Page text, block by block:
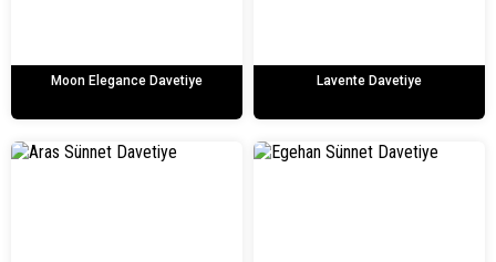
Moon Elegance Davetiye Lavente Davetiye